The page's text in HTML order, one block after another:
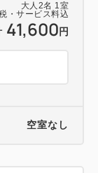
大人 2名 1室
・サービス料込
41,600 円
空室なし